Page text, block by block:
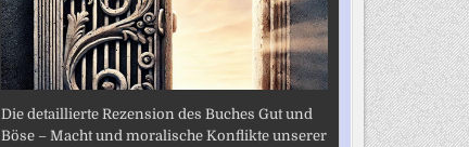
Die detaillierte Rezension des Buches Gut und
Böse – Macht und moralische Konflikte unserer